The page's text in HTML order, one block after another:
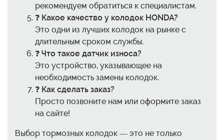
рекомендуем обратиться к специалистам.
❓ Какое качество у колодок HONDA?
Это одни из лучших колодок на рынке с
длительным сроком службы.
❓ Что такое датчик износа?
Это устройство, указывающее на
необходимость замены колодок.
❓ Как сделать заказ?
Просто позвоните нам или оформите заказ
на сайте!
Выбор тормозных колодок — это не только